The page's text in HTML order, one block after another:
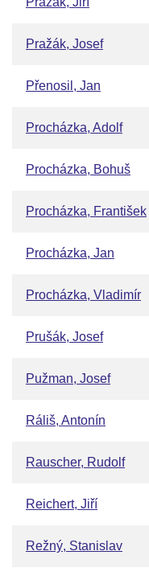
Pražák, Josef
Přenosil, Jan
Procházka, Adolf
Procházka, Bohuš
Procházka, František
Procházka, Jan
Procházka, Vladimír
Prušák, Josef
Pužman, Josef
Ráliš, Antonín
Rauscher, Rudolf
Reichert, Jiří
Režný, Stanislav